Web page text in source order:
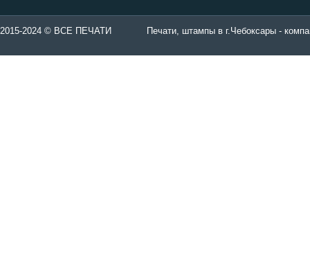
в Чебоксары. Печати, штампы в г.Чебоксары -
2015-2024 © ВСЕ ПЕЧАТИ